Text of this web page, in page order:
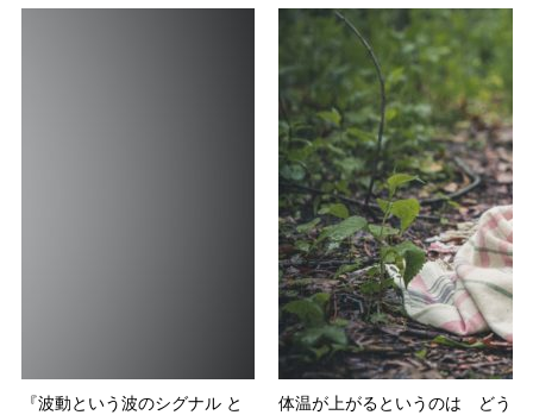
『波動という波のシグナル と
体温が上がるというのは どう